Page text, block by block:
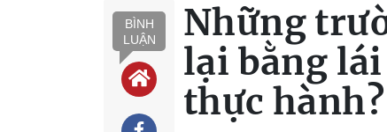
BÌNH
LUẬN
Những
lại bằng
thực hành?